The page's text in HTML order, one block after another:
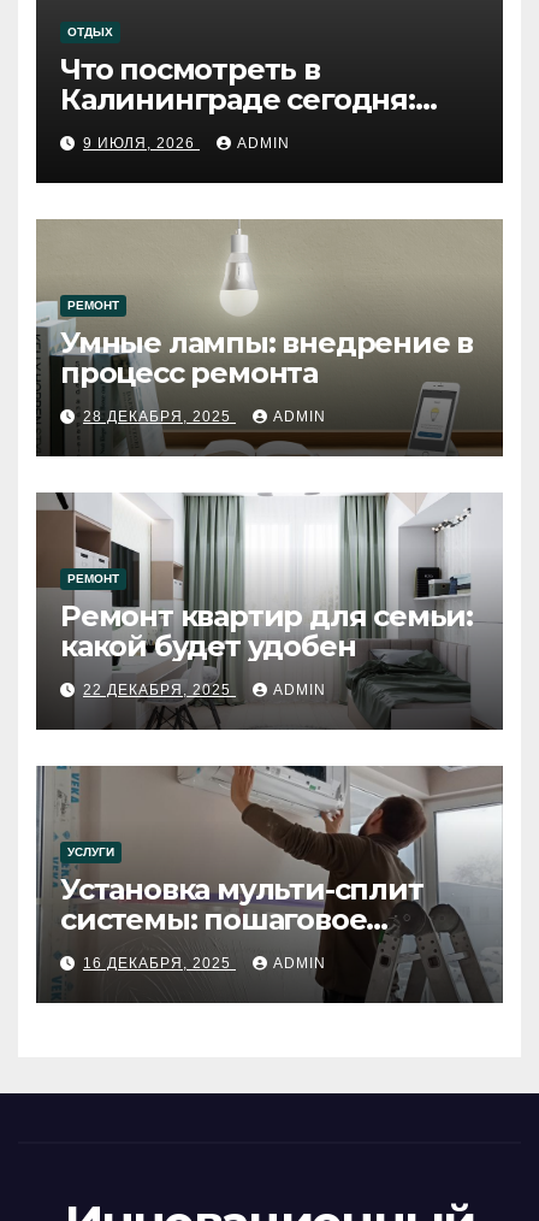
ОТДЫХ
Что посмотреть в
Калининграде сегодня:
путеводитель по самому
западному городу России
9 ИЮЛЯ, 2026 ADMIN
РЕМОНТ
Умные лампы: внедрение в
процесс ремонта
28 ДЕКАБРЯ, 2025 ADMIN
РЕМОНТ
Ремонт квартир для семьи:
какой будет удобен
22 ДЕКАБРЯ, 2025 ADMIN
УСЛУГИ
Установка мульти-сплит
системы: пошаговое
руководство
16 ДЕКАБРЯ, 2025 ADMIN